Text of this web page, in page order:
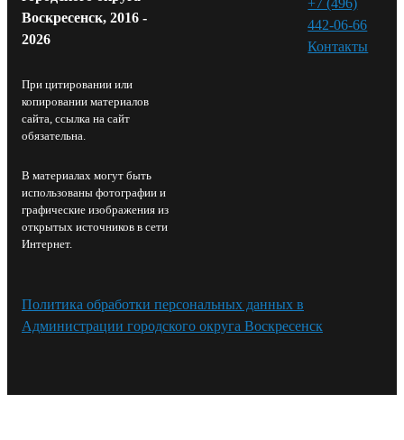
Воскресенск, 2016 -
2026
При цитировании или
копировании материалов
сайта, ссылка на сайт
обязательна.
В материалах могут быть
использованы фотографии и
графические изображения из
открытых источников в сети
Интернет.
442-06-66
Контакты⁠
Политика обработки персональных данных в
Администрации городского округа Воскресенск